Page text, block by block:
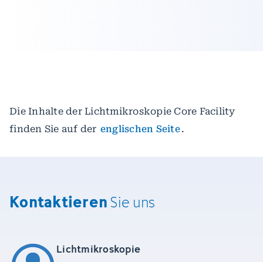
Die Inhalte der Lichtmikroskopie Core Facility
finden Sie auf der englischen Seite.
KontaktierenSie uns
Lichtmikroskopie